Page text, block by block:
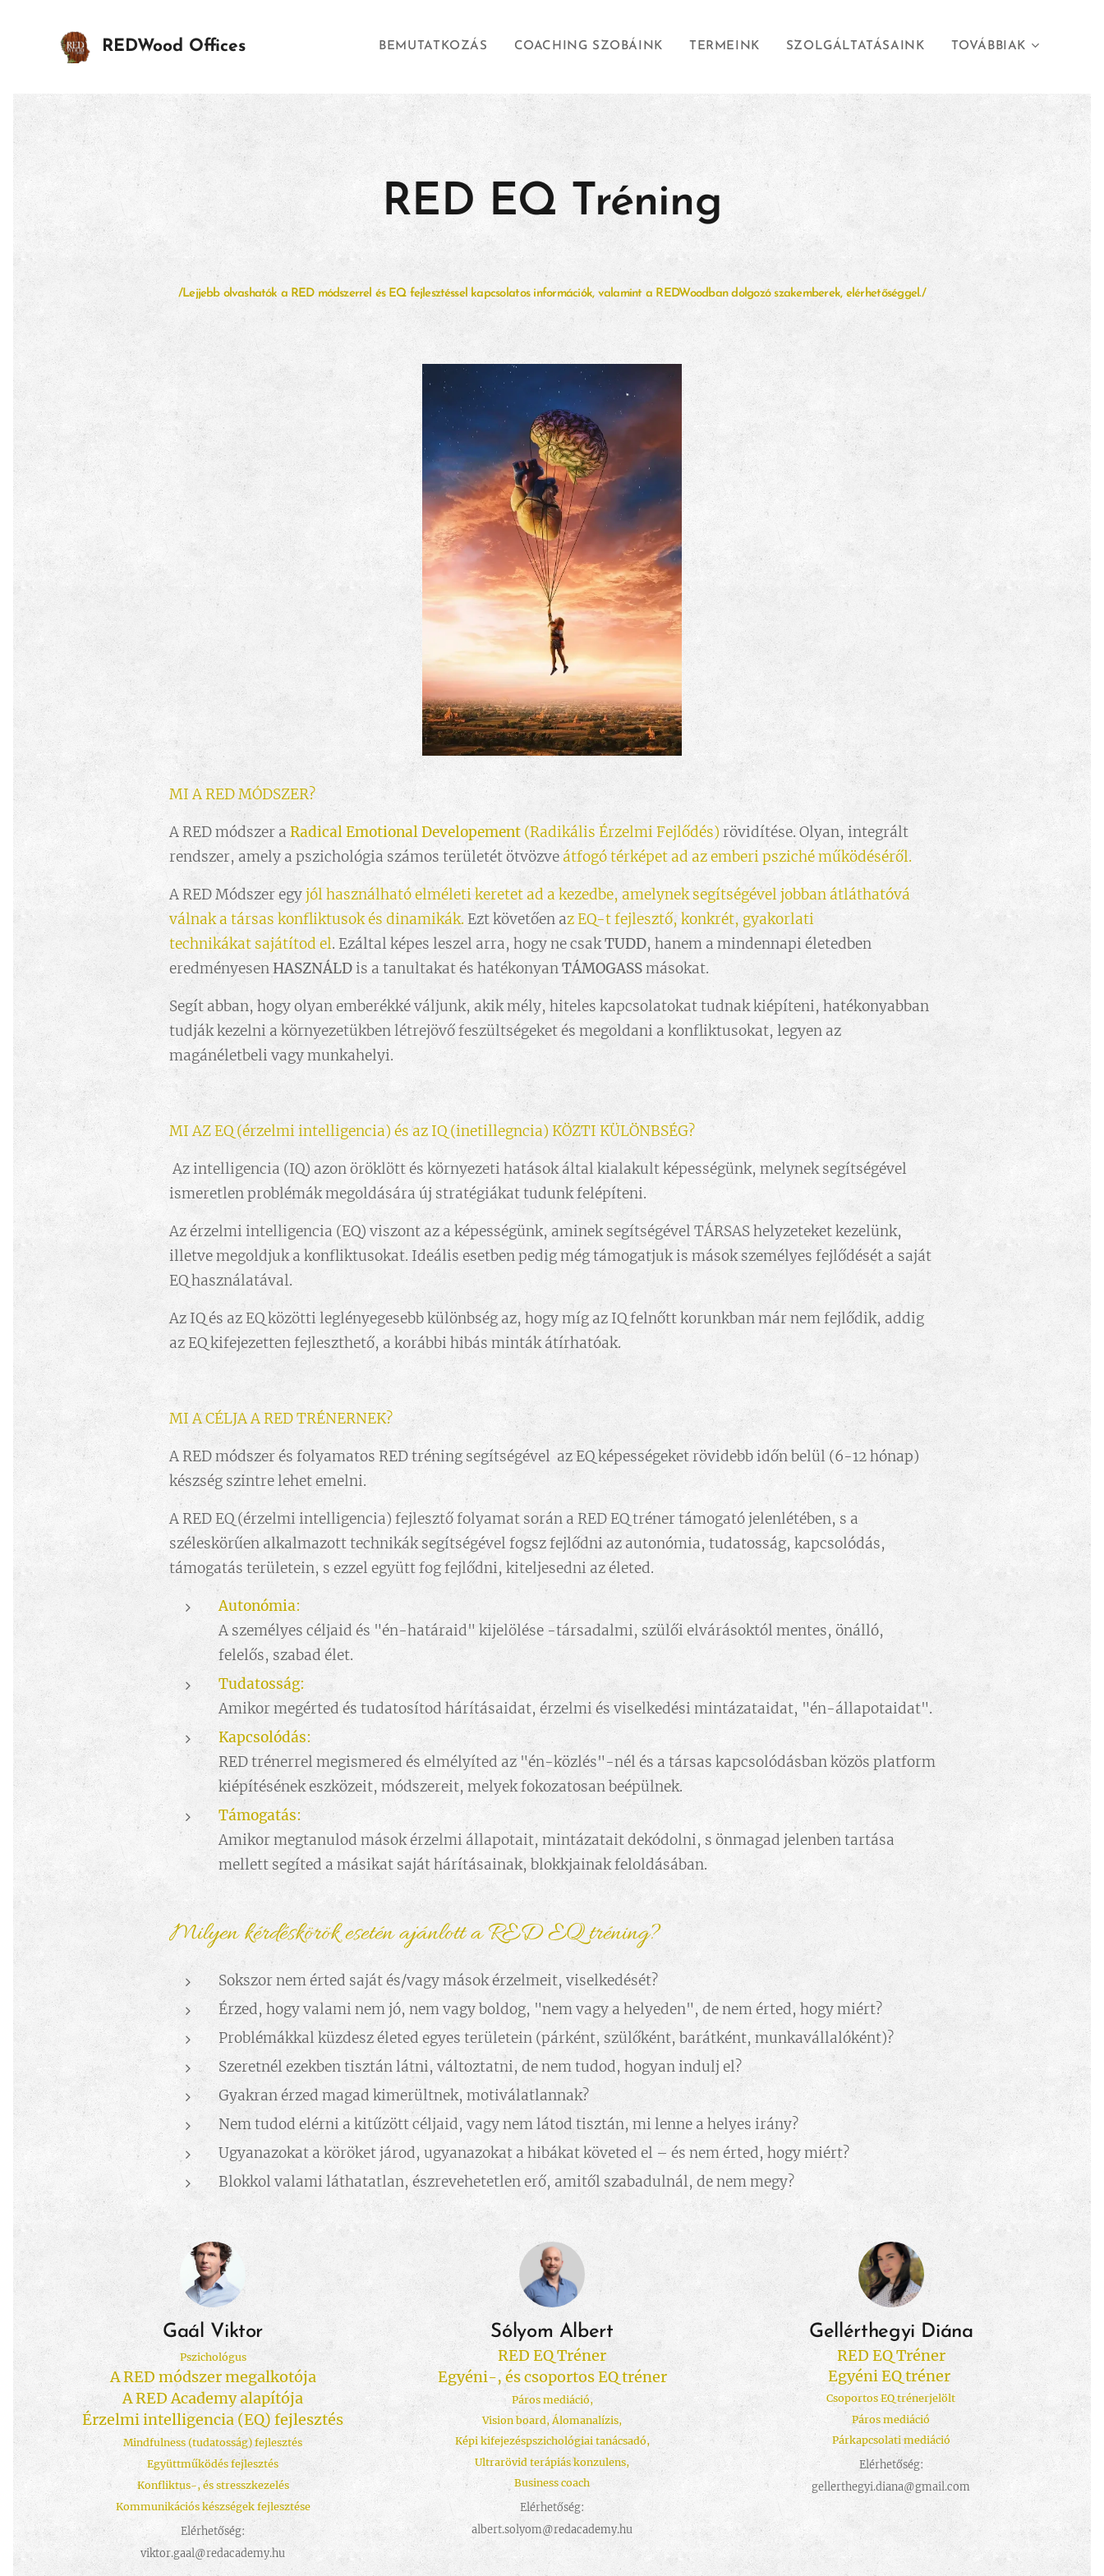
REDWood Offices BEMUTATKOZÁS COACHING SZOBÁINK TERMEINK SZOLGÁLTATÁSAINK TOVÁBBIAK
RED EQ Tréning
/Lejjebb olvashatók a RED módszerrel és EQ fejlesztésselkapcsolatos információk, valamint a REDWoodban dolgozó szakemberek, elérhetőséggel./
MI A RED MÓDSZER?
A RED módszer a Radical Emotional Developement(Radikális Érzelmi Fejlődés) rövidítése. Olyan, integrált
rendszer, amely a pszichológia számos területét ötvözveátfogó térképet ad az emberi psziché működéséről.
A RED Módszer egyjól használható elméleti keretet ad a kezedbe, amelynek segítségével jobban átláthatóvá
válnak a társas konfliktusok és dinamikák. Ezt követően az EQ-t fejlesztő, konkrét, gyakorlati
technikákat sajátítod el. Ezáltal képes leszel arra, hogy ne csakTUDD, hanem a mindennapi életedben
eredményesenHASZNÁLDis a tanultakat és hatékonyanTÁMOGASSmásokat.
Segít abban, hogy olyan emberékké váljunk, akik mély, hiteles kapcsolatokat tudnak kiépíteni, hatékonyabban
tudják kezelni a környezetükben létrejövő feszültségeket és megoldani a konfliktusokat, legyen az
magánéletbeli vagy munkahelyi.
MI AZ EQ (érzelmi intelligencia) és az IQ (inetillegncia) KÖZTI KÜLÖNBSÉG?
Az intelligencia (IQ) azon öröklött és környezeti hatások által kialakult képességünk, melynek segítségével
ismeretlen problémák megoldására új stratégiákat tudunk felépíteni.
Az érzelmi intelligencia (EQ) viszont az a képességünk, aminek segítségével TÁRSAS helyzeteket kezelünk,
illetve megoldjuk a konfliktusokat. Ideális esetben pedig még támogatjuk is mások személyes fejlődését a saját
EQ használatával.
Az IQ és az EQ közötti leglényegesebb különbség az, hogy míg az IQ felnőtt korunkban már nem fejlődik, addig
az EQ kifejezetten fejleszthető, a korábbi hibás minták átírhatóak.
MI A CÉLJA A RED TRÉNERNEK?
A RED módszer és folyamatos RED tréning segítségével az EQ képességeket rövidebb időn belül (6-12 hónap)
készség szintre lehet emelni.
A RED EQ (érzelmi intelligencia) fejlesztő folyamat során a RED EQ tréner támogató jelenlétében, s a
széleskörűen alkalmazott technikák segítségével fogsz fejlődni az autonómia, tudatosság, kapcsolódás,
támogatás területein, s ezzel együtt fog fejlődni, kiteljesedni az életed.
Autonómia:
A személyes céljaid és "én-határaid" kijelölése -társadalmi, szülői elvárásoktól mentes, önálló,
felelős, szabad élet.
Tudatosság:
Amikor megérted és tudatosítod hárításaidat, érzelmi és viselkedési mintázataidat, "én-állapotaidat".
Kapcsolódás:
RED trénerrel megismered és elmélyíted az "én-közlés"-nél és a társas kapcsolódásban közös platform
kiépítésének eszközeit, módszereit, melyek fokozatosan beépülnek.
Támogatás:
Amikor megtanulod mások érzelmi állapotait, mintázatait dekódolni, s önmagad jelenben tartása
mellett segíted a másikat saját hárításainak, blokkjainak feloldásában.
Milyen kérdéskörök esetén ajánlott a RED EQ tréning?
Sokszor nem érted saját és/vagy mások érzelmeit, viselkedését?
Érzed, hogy valami nem jó, nem vagy boldog, "nem vagy a helyeden", de nem érted, hogy miért?
Problémákkal küzdesz életed egyes területein (párként, szülőként, barátként, munkavállalóként)?
Szeretnél ezekben tisztán látni, változtatni, de nem tudod, hogyan indulj el?
Gyakran érzed magad kimerültnek, motiválatlannak?
Nem tudod elérni a kitűzött céljaid, vagy nem látod tisztán, mi lenne a helyes irány?
Ugyanazokat a köröket járod, ugyanazokat a hibákat követed el – és nem érted, hogy miért?
Blokkol valami láthatatlan, észrevehetetlen erő, amitől szabadulnál, de nem megy?
Gaál Viktor
Pszichológus
A RED módszer megalkotója
A RED Academy alapítója
Érzelmi intelligencia (EQ) fejlesztés
Mindfulness (tudatosság) fejlesztés
Együttműködés fejlesztés
Konfliktus-, és stresszkezelés
Kommunikációs készségek fejlesztése
Elérhetőség:
viktor.gaal@redacademy.hu
Sólyom Albert
RED EQ Tréner
Egyéni-, és csoportos EQ tréner
Páros mediáció,
Vision board, Álomanalízis,
Képi kifejezéspszichológiai tanácsadó,
Ultrarövid terápiás konzulens,
Business coach
Elérhetőség:
albert.solyom@redacademy.hu
Gellérthegyi Diána
RED EQ Tréner
Egyéni EQ tréner
Csoportos EQ trénerjelölt
Páros mediáció
Párkapcsolati mediáció
Elérhetőség:
gellerthegyi.diana@gmail.com